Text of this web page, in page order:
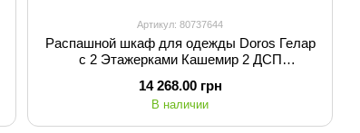
Артикул: 80737644
Распашной шкаф для одежды Doros Гелар
с 2 Этажерками Кашемир 2 ДСП
14 268.00 грн
В наличии